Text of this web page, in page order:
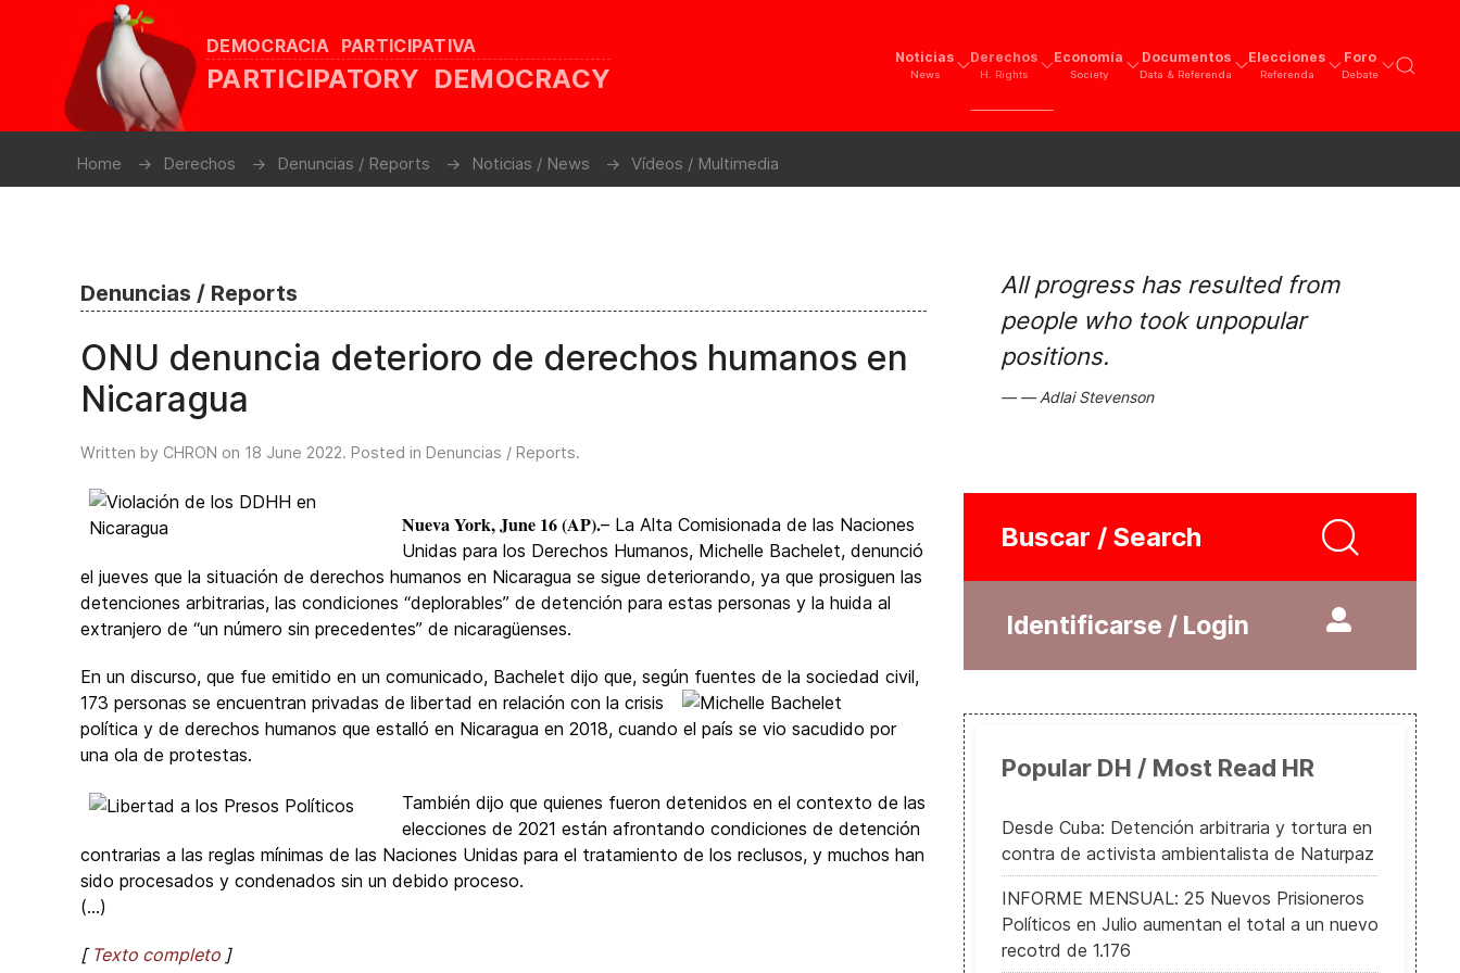
DEMOCRACIA PARTICIPATIVA
PARTICIPATORY DEMOCRACY
Noticias
News
Derechos
H. Rights
Economía
Society
Documentos
Data & Referenda
Elecciones
Referenda
Foro
Debate
Home Derechos Denuncias / Reports Noticias / News Vídeos / Multimedia
Denuncias / Reports
ONU denuncia deterioro de derechos humanos en
Nicaragua
Written by CHRON on 18 June 2022. Posted in Denuncias / Reports.
Nueva York, June 16 (AP).– La Alta Comisionada de las Naciones
Unidas para los Derechos Humanos, Michelle Bachelet, denunció
el jueves que la situación de derechos humanos en Nicaragua se sigue deteriorando, ya que prosiguen las
detenciones arbitrarias, las condiciones “deplorables” de detención para estas personas y la huida al
extranjero de “un número sin precedentes” de nicaragüenses.
En un discurso, que fue emitido en un comunicado, Bachelet dijo que, según fuentes de la sociedad civil,
173 personas se encuentran privadas de libertad en relación con la crisis
política y de derechos humanos que estalló en Nicaragua en 2018, cuando el país se vio sacudido por
una ola de protestas.
También dijo que quienes fueron detenidos en el contexto de las
elecciones de 2021 están afrontando condiciones de detención
contrarias a las reglas mínimas de las Naciones Unidas para el tratamiento de los reclusos, y muchos han
sido procesados y condenados sin un debido proceso.
(...)
[ Texto completo ]
All progress has resulted from
people who took unpopular
positions.
Adlai Stevenson
Buscar / Search
Identificarse / Login
Popular DH / Most Read HR
Desde Cuba: Detención arbitraria y tortura en
contra de activista ambientalista de Naturpaz
INFORME MENSUAL: 25 Nuevos Prisioneros
Políticos en Julio aumentan el total a un nuevo
recotrd de 1.176